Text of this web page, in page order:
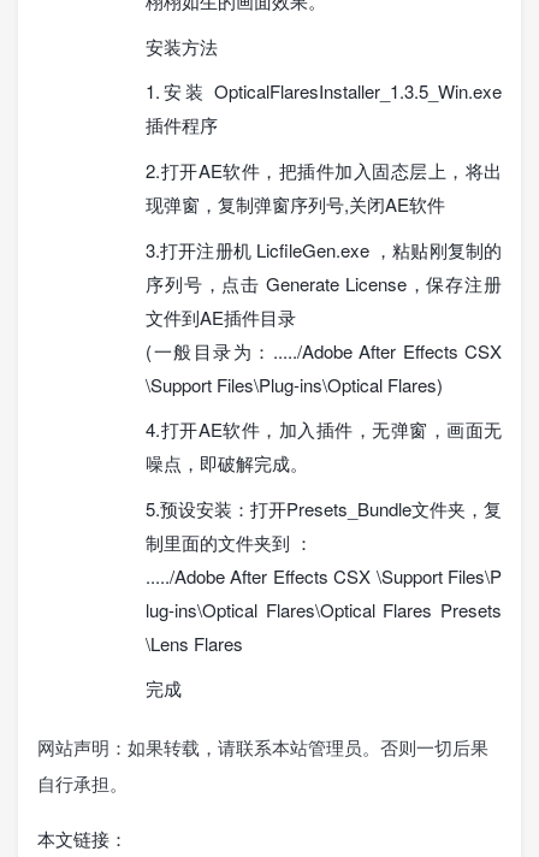
安装方法
1.安装 OpticalFlaresInstaller_1.3.5_Win.exe
插件程序
2.打开AE软件，把插件加入固态层上，将出
现弹窗，复制弹窗序列号,关闭AE软件
3.打开注册机 LicfileGen.exe ，粘贴刚复制的
序列号，点击 Generate License，保存注册
文件到AE插件目录
(一般目录为：...../Adobe After Effects CSX
\Support Files\Plug-ins\Optical Flares)
4.打开AE软件，加入插件，无弹窗，画面无
噪点，即破解完成。
5.预设安装：打开Presets_Bundle文件夹，复
制里面的文件夹到 ：
...../Adobe After Effects CSX \Support Files\P
lug-ins\Optical Flares\Optical Flares Presets
\Lens Flares
完成
网站声明：如果转载，请联系本站管理员。否则一切后果
自行承担。
本文链接：